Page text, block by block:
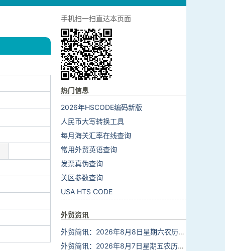
手机扫一扫直达本页面
热门信息
2026年HSCODE编码新版
人民币大写转换工具
每月海关汇率在线查询
常用外贸英语查询
发票真伪查询
关区参数查询
USA HTS CODE
外贸资讯
外贸简讯：2026年8月8日星期六农历六月廿六
外贸简讯：2026年8月7日星期五农历六月廿五